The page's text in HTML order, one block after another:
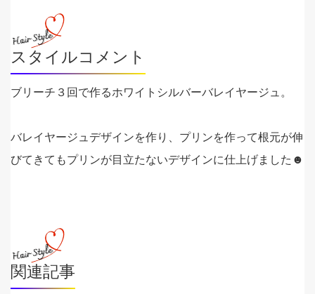
スタイルコメント
ブリーチ３回で作るホワイトシルバーバレイヤージュ。
バレイヤージュデザインを作り、プリンを作って根元が伸
びてきてもプリンが目立たないデザインに仕上げました☻
関連記事